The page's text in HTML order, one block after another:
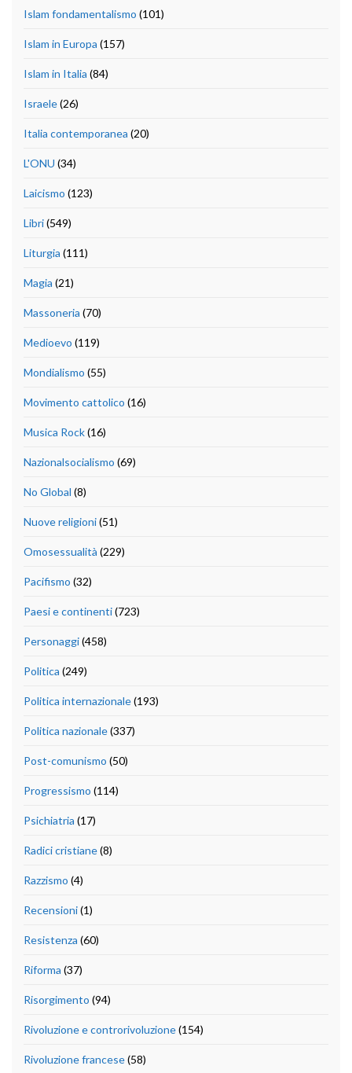
Islam fondamentalismo (101)
Islam in Europa (157)
Islam in Italia (84)
Israele(26)
Italia contemporanea (20)
L'ONU (34)
Laicismo (123)
Libri(549)
Liturgia (111)
Magia (21)
Massoneria (70)
Medioevo (119)
Mondialismo (55)
Movimento cattolico (16)
Musica Rock(16)
Nazionalsocialismo (69)
No Global (8)
Nuove religioni(51)
Omosessualità (229)
Pacifismo (32)
Paesi e continenti(723)
Personaggi(458)
Politica (249)
Politica internazionale(193)
Politica nazionale(337)
Post-comunismo (50)
Progressismo (114)
Psichiatria (17)
Radici cristiane(8)
Razzismo (4)
Recensioni(1)
Resistenza (60)
Riforma (37)
Risorgimento (94)
Rivoluzione e controrivoluzione(154)
Rivoluzione francese(58)